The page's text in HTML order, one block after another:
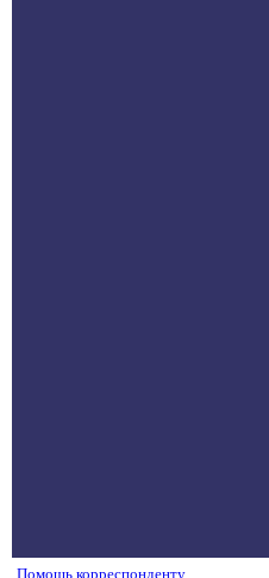
Помощь корреспонденту